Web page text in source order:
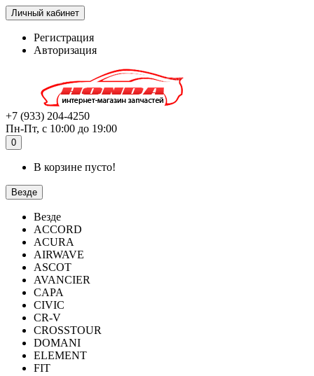
Личный кабинет
Регистрация
Авторизация
+7 (933) 204-4250
Пн-Пт, с 10:00 до 19:00
0
В корзине пусто!
Везде
Везде
ACCORD
ACURA
AIRWAVE
ASCOT
AVANCIER
CAPA
CIVIC
CR-V
CROSSTOUR
DOMANI
ELEMENT
FIT